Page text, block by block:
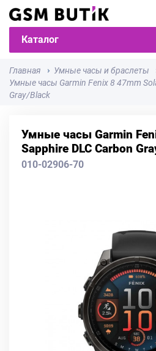
Каталог
Главная Умные часы и браслеты
Умные часы Garmin Fenix 8 47mm
Gray/Black
Умные часы Garmin
Sapphire DLC Carbon
010-02906-70